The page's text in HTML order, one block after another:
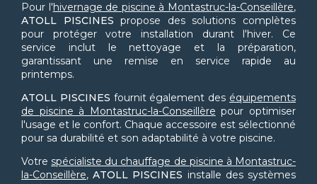
Pour l'hivernage de piscine à Montastruc-la-Conseillère,
ATOLL PISCINES propose des solutions complètes
pour protéger votre installation durant l'hiver. Ce
service inclut le nettoyage et la préparation,
garantissant une remise en service rapide au
printemps.
ATOLL PISCINES fournit également des équipements
de piscine à Montastruc-la-Conseillère pour optimiser
l'usage et le confort. Chaque accessoire est sélectionné
pour sa durabilité et son adaptabilité à votre piscine.
Votre spécialiste du chauffage de piscine à Montastruc-
la-Conseillère,ATOLL PISCINES installe des systèmes